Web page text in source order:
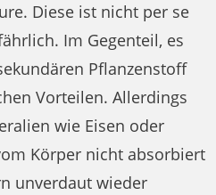
Diese ist nicht per se
Im Gegenteil, es
Pflanzenstoff
Vorteilen. Allerdings
wie Eisen oder
Körper nicht absorbiert
unverdaut wieder